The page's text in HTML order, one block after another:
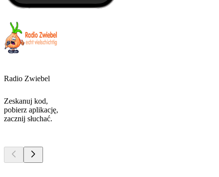
Radio Zwiebel
Zeskanuj kod,
pobierz aplikację,
zacznij słuchać.